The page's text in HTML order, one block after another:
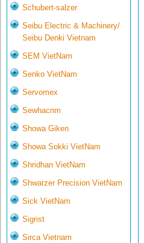
Schubert-salzer
Seibu Electric & Machinery/
Seibu Denki Vietnam
SEM VietNam
Senko VietNam
Servomex
Sewhacnm
Showa Giken
Showa Sokki VietNam
Shridhan VietNam
Shwarzer Precision VietNam
Sick VietNam
Sigrist
Sirca Vietnam